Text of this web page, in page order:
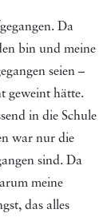
Da
bin und meine
seien –
geweint hätte.
in die Schule
war nur die
sind. Da
meine
das alles